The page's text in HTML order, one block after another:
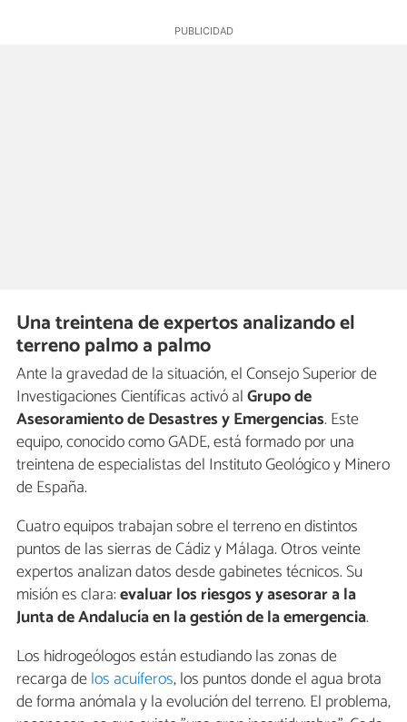
Una treintena de expertos analizando el
terreno palmo a palmo
Ante la gravedad de la situación, el Consejo Superior de
Investigaciones Científicas activó alGrupo de
Asesoramiento de Desastres y Emergencias. Este
equipo, conocido como GADE, está formado por una
treintena de especialistas del Instituto Geológico y Minero
de España.
Cuatro equipos trabajan sobre el terreno en distintos
puntos de las sierras de Cádiz y Málaga. Otros veinte
expertos analizan datos desde gabinetes técnicos. Su
misión es clara:evaluar los riesgos y asesorar a la
Junta de Andalucía en la gestión de la emergencia.
Los hidrogeólogos están estudiando las zonas de
recarga delos acuíferos, los puntos donde el agua brota
de forma anómala y la evolución del terreno. El problema,